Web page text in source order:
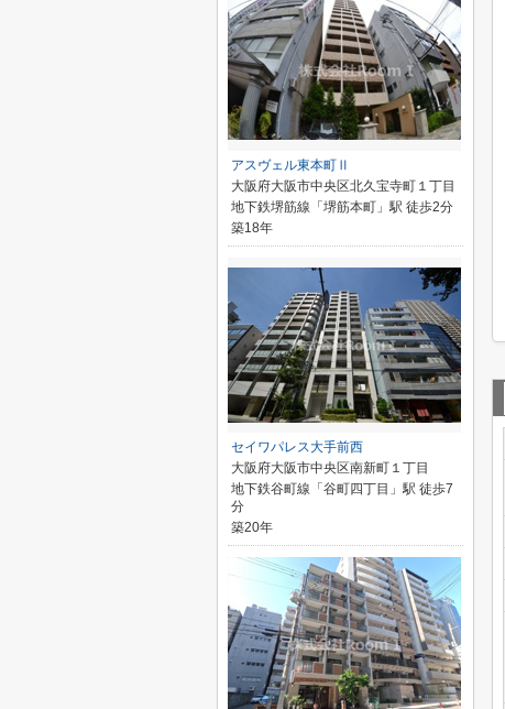
アスヴェル東本町Ⅱ
大阪府大阪市中央区北久宝寺町１丁目
地下鉄堺筋線「堺筋本町」駅 徒歩2分
築18年
セイワパレス大手前西
大阪府大阪市中央区南新町１丁目
地下鉄谷町線「谷町四丁目」駅 徒歩7
分
築20年